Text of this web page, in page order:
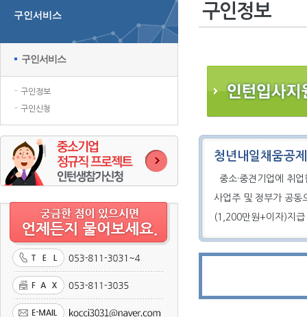
찾아오시는길 인력채용 홍보지원
구인서비스
구인서비스
구인정보
구인신청
구인정보
청년내일채움공
중소·중견기업에 취
사업주 및 정부가 공동
(1,200만원+이자)지급